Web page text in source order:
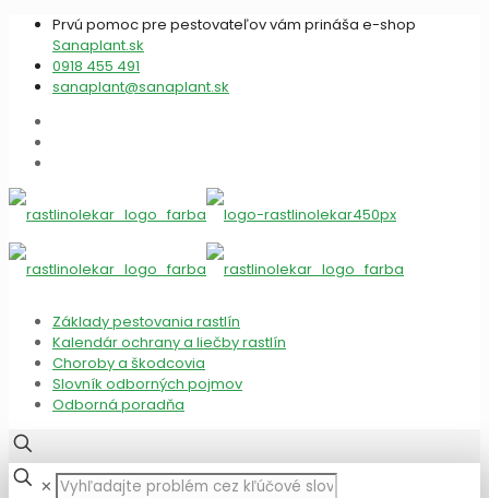
Prvú pomoc pre pestovateľov vám prináša e-shop
Sanaplant.sk
0918 455 491
sanaplant@sanaplant.sk
Základy pestovania rastlín
Kalendár ochrany a liečby rastlín
Choroby a škodcovia
Slovník odborných pojmov
Odborná poradňa
✕